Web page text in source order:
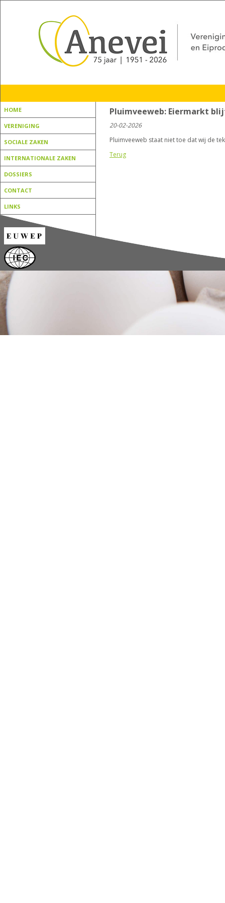
HOME
VERENIGING
SOCIALE ZAKEN
INTERNATIONALE ZAKEN
DOSSIERS
CONTACT
LINKS
Pluimveeweb: Eiermarkt
20-02-2026
Pluimveeweb staat niet toe dat wij de
Terug